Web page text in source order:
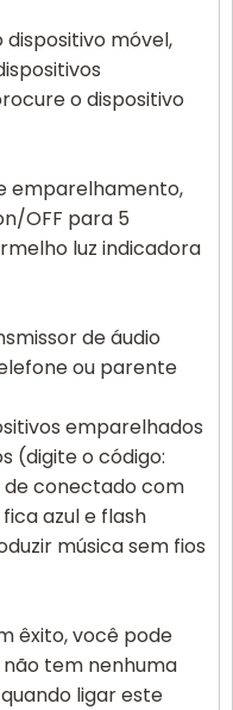
dispositivo móvel,
o dispositivo
emparelhamento,
OFF para 5
luz indicadora
de áudio
ou parente
emparelhados
(digite o código:
de conectado com
fica azul e flash
música sem fios
êxito, você pode
não tem nenhuma
ligar este